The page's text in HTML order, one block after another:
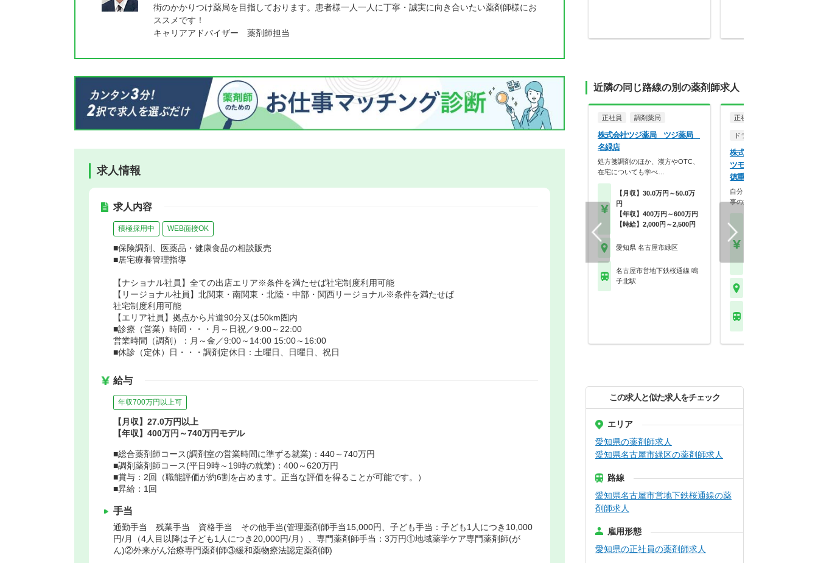
街のかかりつけ薬局を目指しております。患者様一人一人に丁寧・誠実に向き合いたい薬剤師様にお
ススメです！
キャリアアドバイザー 薬剤師担当
求人情報
求人内容
積極採用中 WEB面接OK
■保険調剤、医薬品・健康食品の相談販売
■居宅療養管理指導
【ナショナル社員】全ての出店エリア※条件を満たせば社宅制度利用可能
【リージョナル社員】北関東・南関東・北陸・中部・関西リージョナル※条件を満たせば
社宅制度利用可能
【エリア社員】拠点から片道90分又は50km圏内
■診療（営業）時間・・・月～日祝／9:00～22:00
営業時間（調剤）：月～金／9:00～14:00 15:00～16:00
■休診（定休）日・・・調剤定休日：土曜日、日曜日、祝日
給与
年収700万円以上可
【月収】27.0万円以上
【年収】400万円～740万円モデル
■総合薬剤師コース(調剤室の営業時間に準ずる就業)：440～740万円
■調剤薬剤師コース(平日9時～19時の就業)：400～620万円
■賞与：2回（職能評価が約6割を占めます。正当な評価を得ることが可能です。）
■昇給：1回
手当
通勤手当 残業手当 資格手当 その他手当(管理薬剤師手当15,000円、子ども手当：子ども1人につき10,000
円/月（4人目以降は子ども1人につき20,000円/月）、専門薬剤師手当：3万円①地域薬学ケア専門薬剤師(が
ん)②外来がん治療専門薬剤師③緩和薬物療法認定薬剤師)
近隣の同じ路線の別の薬剤師求人
正社員 調剤薬局
株式会社ツジ薬局 ツジ薬局
名緑店
処方箋調剤のほか、漢方やOTC、
在宅についても学べ…
【月収】30.0万円～50.0万
円
【年収】400万円～600万円
【時給】2,000円～2,500円
愛知県 名古屋市緑区
名古屋市営地下鉄桜通線 鳴
子北駅
正社員
ドラッグストア（OTCのみ
株式会社マツモトキヨシ
ツモトキヨシ ヒルズウ
徳重店
自分らしく働く。それが、
事の第一歩。選択的週…
この求人と似た求人をチェック
エリア
愛知県の薬剤師求人
愛知県名古屋市緑区の薬剤師求人
路線
愛知県名古屋市営地下鉄桜通線の薬
剤師求人
雇用形態
愛知県の正社員の薬剤師求人